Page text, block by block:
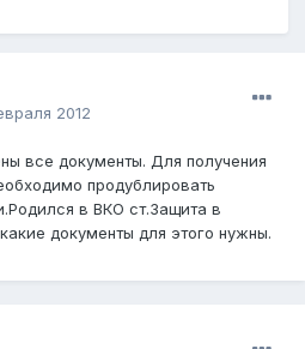
2012
все документы. Для получения
продублировать
в ВКО ст.Защита в
документы для этого нужны.